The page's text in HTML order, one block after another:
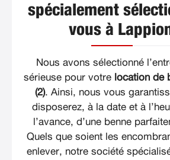
spécialement
vous à
Nous avons sélectionné
sérieuse pour votre location de
(2). Ainsi, nous vous
disposerez, à la date et à
l’avance, d’une benne
Quels que soient les
enlever, notre société